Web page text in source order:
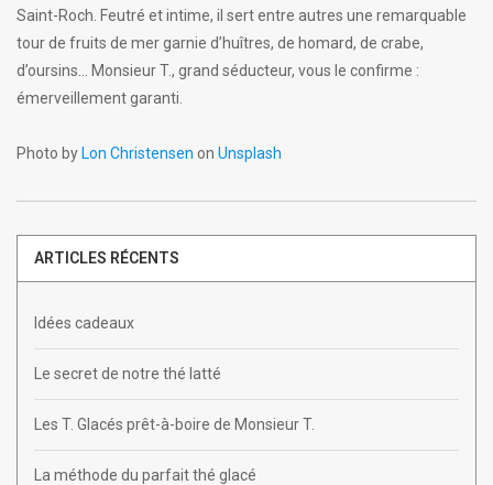
Saint-Roch. Feutré et intime, il sert entre autres une remarquable
tour de fruits de mer garnie d’huîtres, de homard, de crabe,
d’oursins... Monsieur T., grand séducteur, vous le confirme :
émerveillement garanti.
Photo by Lon Christensen on Unsplash
ARTICLES RÉCENTS
Idées cadeaux
Le secret de notre thé latté
Les T. Glacés prêt-à-boire de Monsieur T.
La méthode du parfait thé glacé